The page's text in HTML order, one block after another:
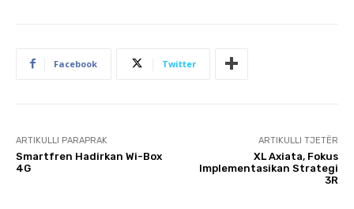
Facebook Twitter
ARTIKULLI PARAPRAK
Smartfren Hadirkan Wi-Box
4G
ARTIKULLI TJETËR
XL Axiata, Fokus
Implementasikan Strategi
3R